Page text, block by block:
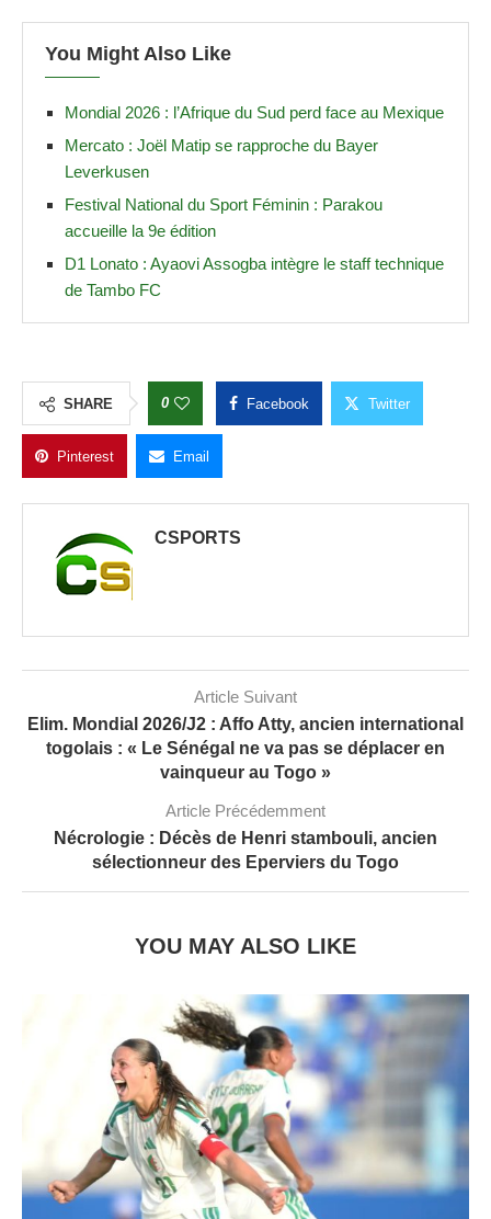
You Might Also Like
Mondial 2026 : l’Afrique du Sud perd face au Mexique
Mercato : Joël Matip se rapproche du Bayer
Leverkusen
Festival National du Sport Féminin : Parakou
accueille la 9e édition
D1 Lonato : Ayaovi Assogba intègre le staff technique
de Tambo FC
SHARE 0 Facebook Twitter
Pinterest Email
CSPORTS
Article Suivant
Elim. Mondial 2026/J2 : Affo Atty, ancien international
togolais : « Le Sénégal ne va pas se déplacer en
vainqueur au Togo »
Article Précédemment
Nécrologie : Décès de Henri stambouli, ancien
sélectionneur des Eperviers du Togo
YOU MAY ALSO LIKE